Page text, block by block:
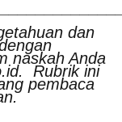
dan
naskah Anda
Rubrik ini
pembaca